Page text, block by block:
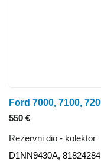
550 €
Rezervni dio - kolektor
D1NN9430A, 81824284